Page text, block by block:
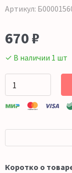
Артикул:
670 ₽
✓ В наличии 1 шт
Коротко о